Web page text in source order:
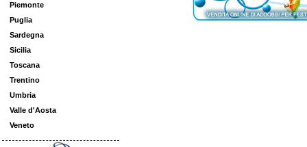
Piemonte
Puglia
Sardegna
Sicilia
Toscana
Trentino
Umbria
Valle d'Aosta
Veneto